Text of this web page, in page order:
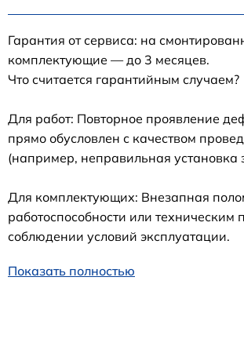
Гарантия от сервиса: на
комплектующие — до 3 месяцев.
Что считается гарантийным случаем?
Для работ: Повторное проявление
прямо обусловлен с качеством
(например, неправильная установка
Для комплектующих: Внезапная
работоспособности или
соблюдении условий эксплуатации.
Показать полностью